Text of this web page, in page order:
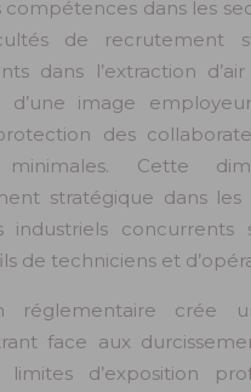
compétences dans les
de recrutement
dans l’extraction
d’une image
des
minimales. Cette
stratégique dans les
industriels concurrents
de techniciens et
réglementaire crée
face aux
d’exposition